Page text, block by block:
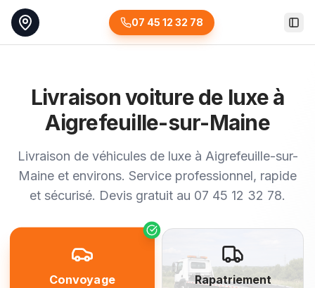
07 45 12 32 78
Livraison voiture de luxe à
Aigrefeuille-sur-Maine
Livraison de véhicules de luxe à Aigrefeuille-sur-
Maine et environs. Service professionnel, rapide
et sécurisé. Devis gratuit au 07 45 12 32 78.
Convoyage Rapatriement